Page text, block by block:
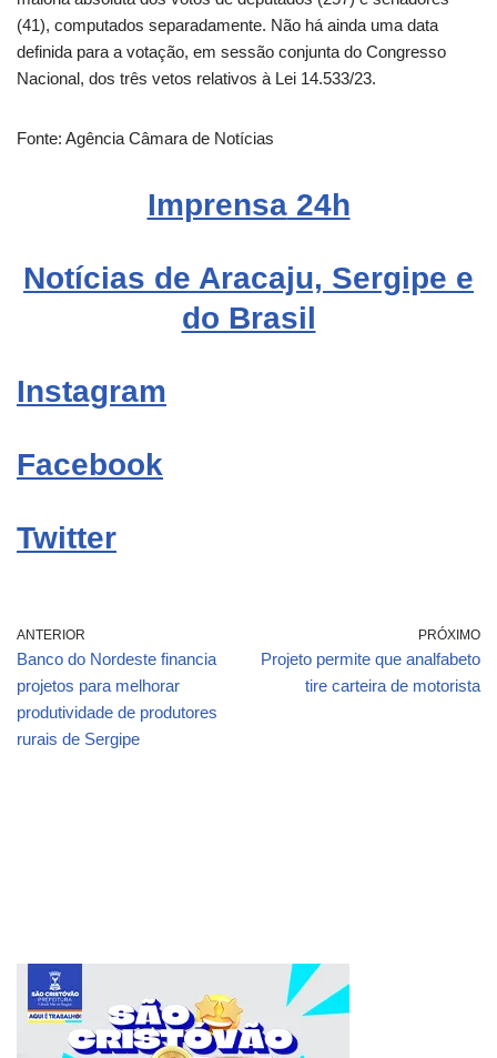
(41), computados separadamente. Não há ainda uma data
definida para a votação, em sessão conjunta do Congresso
Nacional, dos três vetos relativos à Lei 14.533/23.
Fonte: Agência Câmara de Notícias
Imprensa24h
Notícias de Aracaju, Sergipe e
do Brasil
Instagram
Facebook
Twitter
ANTERIOR
Banco do Nordeste financia
projetos para melhorar
produtividade de produtores
rurais de Sergipe
PRÓXIMO
Projeto permite que analfabeto
tire carteira de motorista